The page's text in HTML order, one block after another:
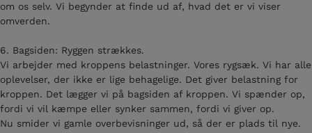
om os selv. Vi begynder at finde ud af, hvad det er vi viser
omverden.
6. Bagsiden: Ryggen strækkes.
Vi arbejder med kroppens belastninger. Vores rygsæk. Vi har alle
oplevelser, der ikke er lige behagelige. Det giver belastning for
kroppen. Det lægger vi på bagsiden af kroppen. Vi spænder op,
fordi vi vil kæmpe eller synker sammen, fordi vi giver op.
Nu smider vi gamle overbevisninger ud, så der er plads til nye.